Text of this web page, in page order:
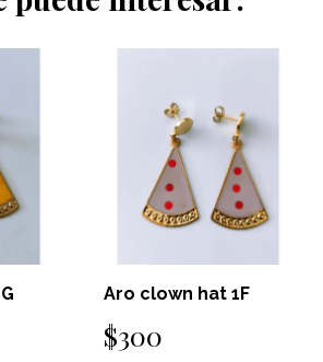
Aro clown hat 1F
$300